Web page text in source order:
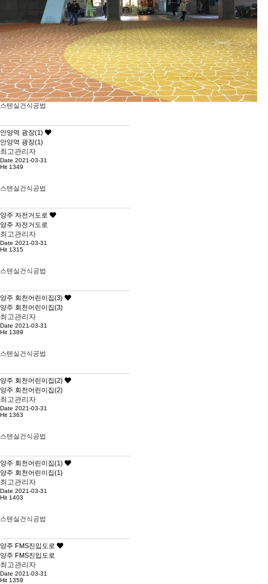
스텐실건식공법
안양역 광장(1)
안양역 광장(1)
최고관리자
Date 2021-03-31
Hit 1349
스텐실건식공법
양주 자전거도로
양주 자전거도로
최고관리자
Date 2021-03-31
Hit 1315
스텐실건식공법
양주 회천어린이집(3)
양주 회천어린이집(3)
최고관리자
Date 2021-03-31
Hit 1389
스텐실건식공법
양주 회천어린이집(2)
양주 회천어린이집(2)
최고관리자
Date 2021-03-31
Hit 1363
스텐실건식공법
양주 회천어린이집(1)
양주 회천어린이집(1)
최고관리자
Date 2021-03-31
Hit 1403
스텐실건식공법
양주 FMS진입도로
양주 FMS진입도로
최고관리자
Date 2021-03-31
Hit 1359